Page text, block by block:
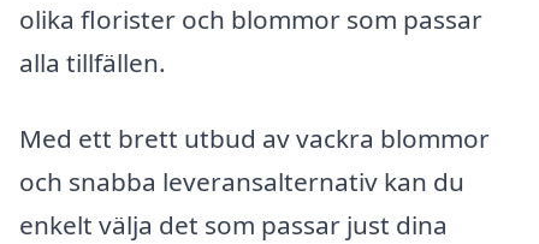
olika florister och blommor som passar
alla tillfällen.
Med ett brett utbud av vackra blommor
och snabba leveransalternativ kan du
enkelt välja det som passar just dina